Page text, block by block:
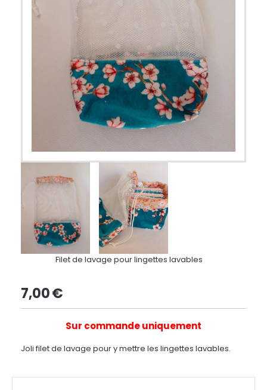
Filet de lavage pour lingettes lavables
7,00€
Sur commande uniquement
Joli filet de lavage pour y mettre les lingettes lavables.